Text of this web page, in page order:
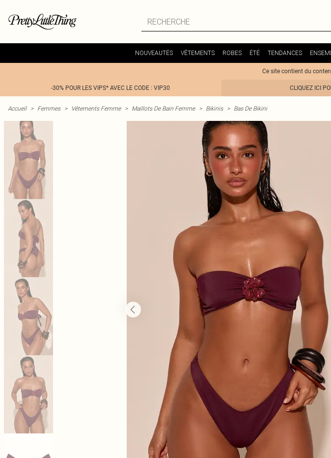
NOUVEAUTÉS VÊTEMENTS ROBES ÉTÉ TENDANCES
Ce site contient du
-30% POUR LES VIPS* AVEC LE CODE : VIP30 CLIQUEZ ICI
Accueil > Femmes > Vêtements Femme > Maillots De Bain Femme > Bikinis > Bas De Bikini